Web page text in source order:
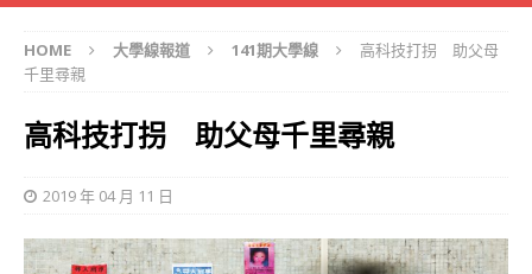
HOME 大學線報道 141期大學線
高科技打拐 助父母
千里尋親
高科技打拐 助父母千里尋親
2019 年 04 月 11 日